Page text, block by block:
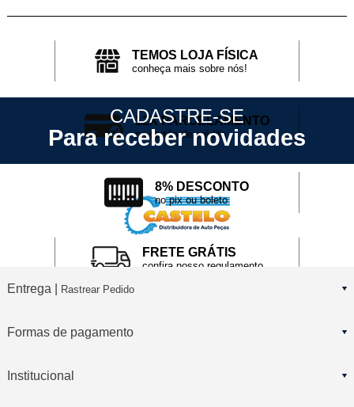
TEMOS LOJA FÍSICA
conheça mais sobre nós!
12X PARCELAMENTO
no cartão de crédito
8% DESCONTO
no pix ou boleto
FRETE GRÁTIS
confira nosso regulamento
CADASTRE-SE
Para receber novidades
Entrega | Rastrear Pedido
Formas de pagamento
Institucional